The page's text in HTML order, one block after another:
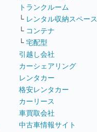
トランクルーム
└ レンタル収納スペース
└ コンテナ
└ 宅配型
引越し会社
カーシェアリング
レンタカー
格安レンタカー
カーリース
車買取会社
中古車情報サイト